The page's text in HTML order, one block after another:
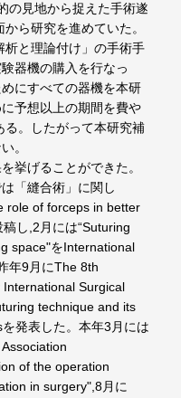
の見地から捉えた手術遂
ら研究を進めていた。
と理論付け」の手術手
器機の購入を行なっ
にすべての器機を本研
予想以上の期間を費や
る。したがって本研究補
。
挙げることができた。
「縫合術」に関し
role of forceps in better
し,2月には“Suturing
space"をInternational
年9月にThe 8th
Surgical
technique and its
発表した。本年3月には
of the operation
in surgery",8月に